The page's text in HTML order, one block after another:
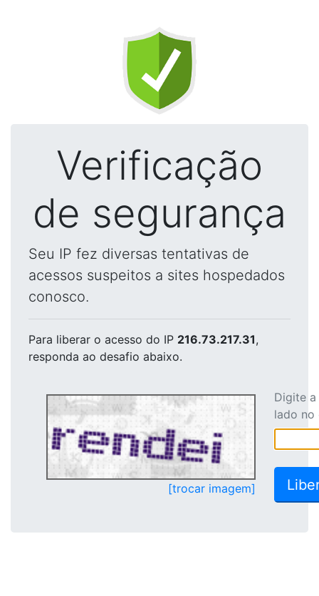
Verificação
de segurança
Seu IP fez diversas tentativas de
acessos suspeitos a sites hospedados
conosco.
Para liberar o acesso do IP 216.73.217.31,
responda ao desafio abaixo.
[trocar imagem]
Digite
lado no